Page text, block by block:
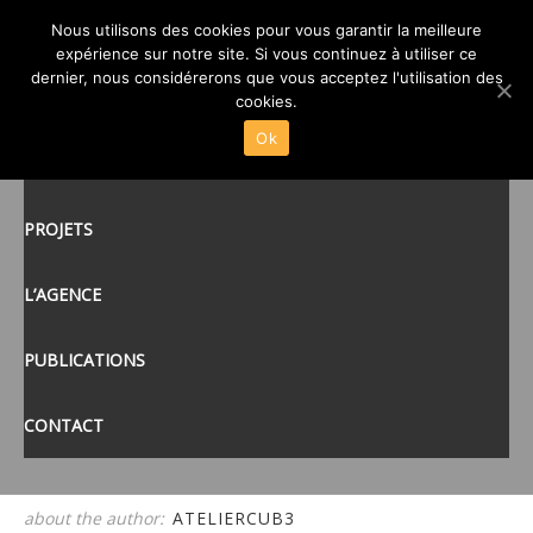
PROJETS
L’AGENCE
PUBLICATIONS
CONTACT
07 -ATELIER CUB3-ALSH
FLAMANVILLE 50
posté le 19 MAR 2015/
about the author: ATELIERCUB3
Nous utilisons des cookies pour vous garantir la meilleure
expérience sur notre site. Si vous continuez à utiliser ce
dernier, nous considérerons que vous acceptez l'utilisation des
cookies.
Ok